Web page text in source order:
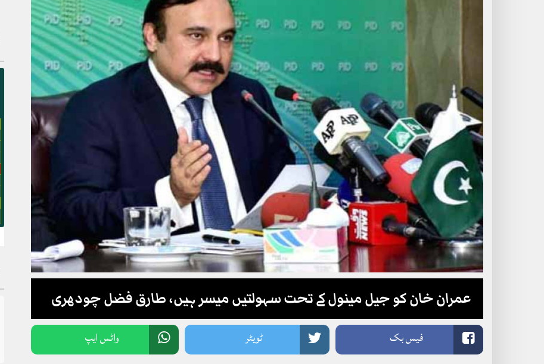
عمران خان کو جیل مینول کے تحت سہولتیں میسر ہیں، طارق فضل چودھری
فیس بک ٹویٹر واٹس ایپ